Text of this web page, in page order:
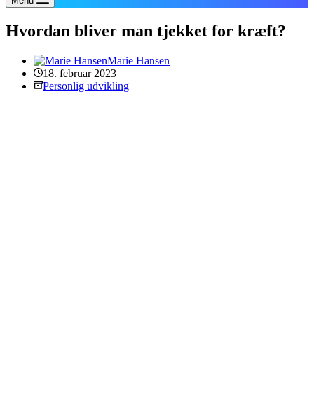
Hvordan bliver man tjekket for kræft?
Marie Hansen
18. februar 2023
Personlig udvikling